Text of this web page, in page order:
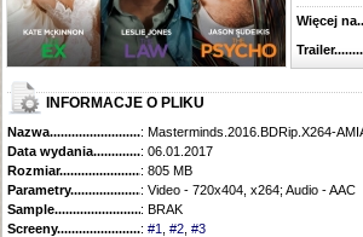
Więcej
INFORMACJE O PLIKU
Nazwa.............................................: Masterminds.2016.BDRip.X264-
Data wydania......................................
: 06.01.2017
Rozmiar...........................................
: 805 MB
Parametry.........................................: Video - 720x404, x264; Audio - AAC
Sample............................................
: BRAK
Screeny...........................................
: #1 #2 #3